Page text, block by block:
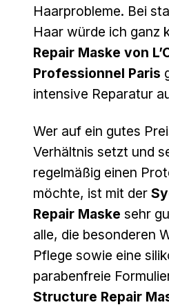
Haarprobleme. Bei
Haar würde ich ganz
Repair Maske von
Professionnel Paris
intensive Reparatur
Wer auf ein gutes
Verhältnis setzt und
regelmäßig einen
möchte, ist mit der
Repair Maske sehr
alle, die besonderen
Pflege sowie eine
parabenfreie
Structure Repair